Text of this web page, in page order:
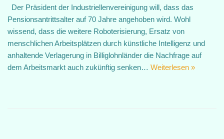
Der Präsident der Industriellenvereinigung will, dass das
Pensionsantrittsalter auf 70 Jahre angehoben wird. Wohl
wissend, dass die weitere Roboterisierung, Ersatz von
menschlichen Arbeitsplätzen durch künstliche Intelligenz und
anhaltende Verlagerung in Billiglohnländer die Nachfrage auf
dem Arbeitsmarkt auch zukünftig senken… Weiterlesen »